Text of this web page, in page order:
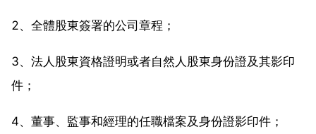
2、全體股東簽署的公司章程；
3、法人股東資格證明或者自然人股東身份證及其影印
件；
4、董事、監事和經理的任職檔案及身份證影印件；